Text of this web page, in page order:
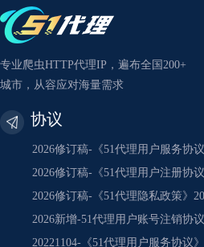
专业爬虫HTTP代理IP，遍布全国200+
城市，从容应对海量需求
协议
2026修订稿-《51代理用户服务协议
2026修订稿-《51代理用户注册协
2026修订稿-《51代理隐私政策》
2026新增-51代理用户账号注销协议
20221104-《51代理用户服务协议》